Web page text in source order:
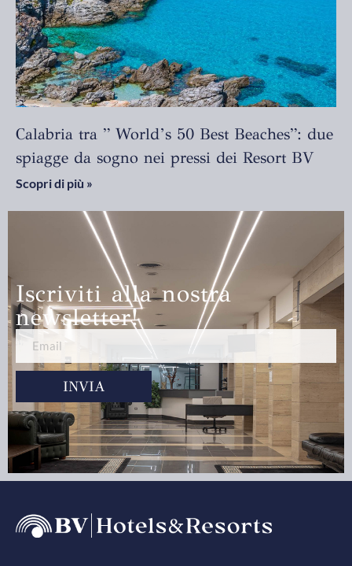
Calabria tra ” World’s 50 Best Beaches”: due
spiagge da sogno nei pressi dei Resort BV
Scopri di più »
Iscriviti alla nostra
newsletter!
INVIA